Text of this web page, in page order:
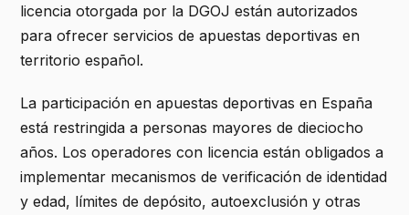
licencia otorgada por la DGOJ están autorizados
para ofrecer servicios de apuestas deportivas en
territorio español.
La participación en apuestas deportivas en España
está restringida a personas mayores de dieciocho
años. Los operadores con licencia están obligados a
implementar mecanismos de verificación de identidad
y edad, límites de depósito, autoexclusión y otras